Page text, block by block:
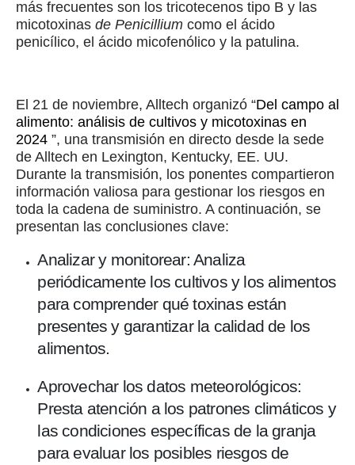
más frecuentes son los tricotecenos tipo B y las
micotoxinas de Penicillium como el ácido
penicílico, el ácido micofenólico y la patulina.
El 21 de noviembre, Alltech organizó “Del campo al
alimento: análisis de cultivos y micotoxinas en
2024 ”, una transmisión en directo desde la sede
de Alltech en Lexington, Kentucky, EE. UU.
Durante la transmisión, los ponentes compartieron
información valiosa para gestionar los riesgos en
toda la cadena de suministro. A continuación, se
presentan las conclusiones clave:
Analizar y monitorear: Analiza
periódicamente los cultivos y los alimentos
para comprender qué toxinas están
presentes y garantizar la calidad de los
alimentos.
Aprovechar los datos meteorológicos:
Presta atención a los patrones climáticos y
las condiciones específicas de la granja
para evaluar los posibles riesgos de